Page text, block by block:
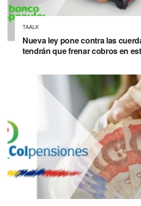
TAALK
Nueva ley pone contra las
tendrán que frenar cobros en